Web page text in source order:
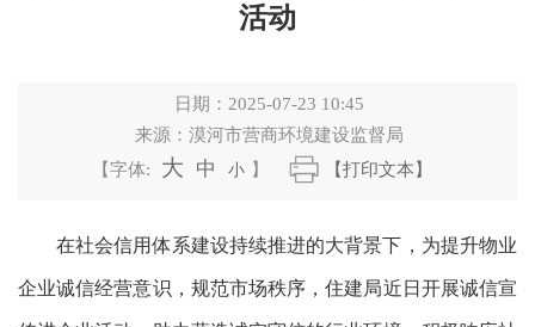
活动
日期： 2025-07-23 10:45
来源：漠河市营商环境建设监督局
【字体:
大 中 小 】 【打印文本】
在社会信用体系建设持续推进的大背景下，为提升物业
企业诚信经营意识，规范市场秩序，住建局近日开展诚信宣